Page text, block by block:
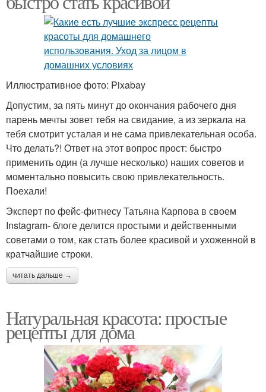
Иллюстративное фото: Pixabay
Допустим, за пять минут до окончания рабочего дня
парень мечты зовет тебя на свидание, а из зеркала на
тебя смотрит усталая и не сама привлекательная особа.
Что делать?! Ответ на этот вопрос прост: быстро
применить один (а лучше несколько) наших советов и
моментально повысить свою привлекательность.
Поехали!
Эксперт по фейс-фитнесу Татьяна Карпова в своем
Instagram- блоге делится простыми и действенными
советами о том, как стать более красивой и ухоженной в
кратчайшие строки.
читать дальше →
Натуральная красота: простые
рецепты для дома